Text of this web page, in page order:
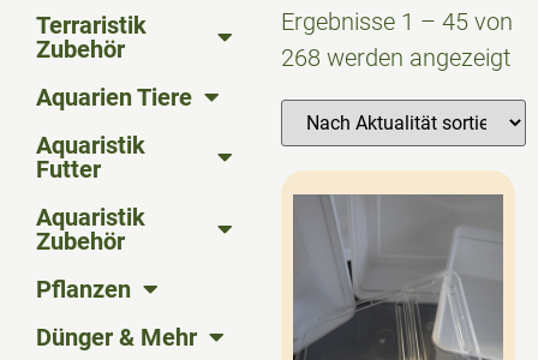
Terraristik
Zubehör
Aquarien Tiere
Aquaristik
Futter
Aquaristik
Zubehör
Pflanzen
Dünger & Mehr
Ergebnisse 1 – 45 von
268 werden angezeigt